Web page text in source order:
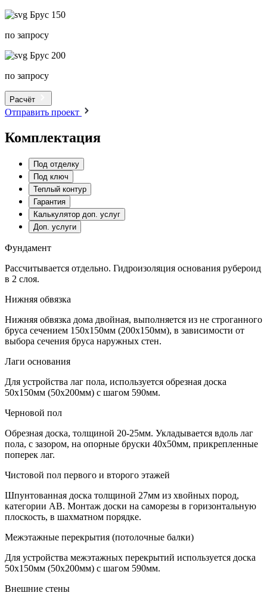
Брус 150
по запросу
Брус 200
по запросу
Расчёт
Отправить проект
Комплектация
Под отделку
Под ключ
Теплый контур
Гарантия
Калькулятор доп. услуг
Доп. услуги
Фундамент
Рассчитывается отдельно. Гидроизоляция основания рубероид
в 2 слоя.
Нижняя обвязка
Нижняя обвязка дома двойная, выполняется из не строганного
бруса сечением 150х150мм (200х150мм), в зависимости от
выбора сечения бруса наружных стен.
Лаги основания
Для устройства лаг пола, используется обрезная доска
50х150мм (50х200мм) с шагом 590мм.
Черновой пол
Обрезная доска, толщиной 20-25мм. Укладывается вдоль лаг
пола, с зазором, на опорные бруски 40х50мм, прикрепленные
поперек лаг.
Чистовой пол первого и второго этажей
Шпунтованная доска толщиной 27мм из хвойных пород,
категории АВ. Монтаж доски на саморезы в горизонтальную
плоскость, в шахматном порядке.
Межэтажные перекрытия (потолочные балки)
Для устройства межэтажных перекрытий используется доска
50х150мм (50х200мм) с шагом 590мм.
Внешние стены